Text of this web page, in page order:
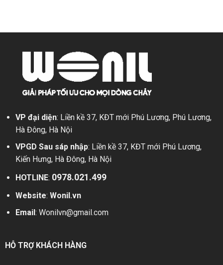
Ưu
loại,
VP đại diện: Liền kề 37, KĐT mới Phú Lương, Phú Lương,
Hà Đông, Hà Nội
VPGD Sau sáp nhập: Liền kề 37, KĐT mới Phú Lương,
Kiến Hưng, Hà Đông, Hà Nội
HOTLINE: 0978.021.499
Website: Wonil.vn
Email : Wonilvn@gmail.com
HỖ TRỢ KHÁCH HÀNG